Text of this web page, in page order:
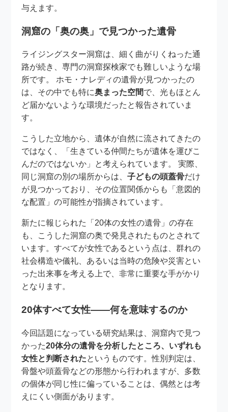
与えます。
洞窟の「奥の奥」で見つかった遺骨
ライジングスター洞窟は、細く曲がりくねった通
路が続き、専門の洞窟探検家でも難しいような場
所です。 ホモ・ナレディの遺骨が見つかったの
は、その中でも特に奥まった空間で、光もほとん
ど届かないような環境だったと報告されていま
す。
こうした立地から、遺体が自然に流されてきたの
ではなく、「生きている仲間たちが遺体を運びこ
んだのではないか」と考えられています。 実際、
同じ洞窟の別の場所からは、子どもの頭蓋骨だけ
が見つかっており、その位置関係からも「意図的
な配置」の可能性が指摘されています。
新たに報じられた「20体の女性の遺骨」の存在
も、こうした洞窟の奥で発見されたものとされて
います。すべてが女性であるという点は、群れの
社会構造や儀礼、あるいは当時の危険や災害とい
った出来事を考える上で、非常に重要な手がかり
となります。
20体すべて女性――何を意味するのか
今回話題になっている研究結果は、洞窟内で見つ
かった20体分の遺骨を分析したところ、いずれも
女性と判断されたというものです。性別判定は、
骨盤や頭蓋骨などの形態から行われますが、多数
の個体が同じ性に偏っていることは、偶然とは考
えにくい側面があります。